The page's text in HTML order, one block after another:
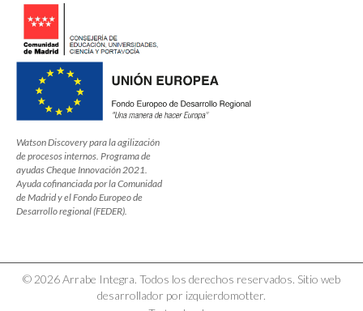
new
window
new
window
in
new
window
in
new
window
Watson Discovery para la agilización
de procesos internos. Programa de
ayudas Cheque Innovación 2021.
Ayuda cofinanciada por la Comunidad
de Madrid y el Fondo Europeo de
Desarrollo regional (FEDER).
© 2026 Arrabe Integra. Todos los derechos reservados. Sitio web
desarrollador por izquierdomotter.